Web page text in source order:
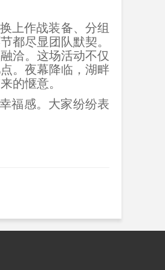
上作战装备、分组
都尽显团队默契。
洽。这场活动不仅
。夜幕降临，湖畔
的惬意。
福感。大家纷纷表